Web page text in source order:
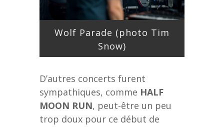
Wolf Parade (photo Tim
Snow)
D’autres concerts furent
sympathiques, comme HALF
MOON RUN, peut-être un peu
trop doux pour ce début de